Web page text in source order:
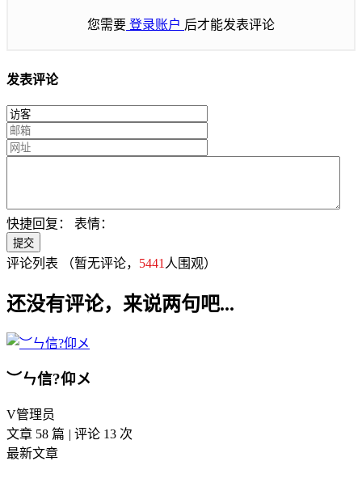
您需要 登录账户 后才能发表评论
发表评论
快捷回复： 表情：
评论列表 （暂无评论， 5441 人围观）
还没有评论，来说两句吧...
︶ㄣ信?仰メ
V管理员
文章 58 篇 | 评论 13 次
最新文章